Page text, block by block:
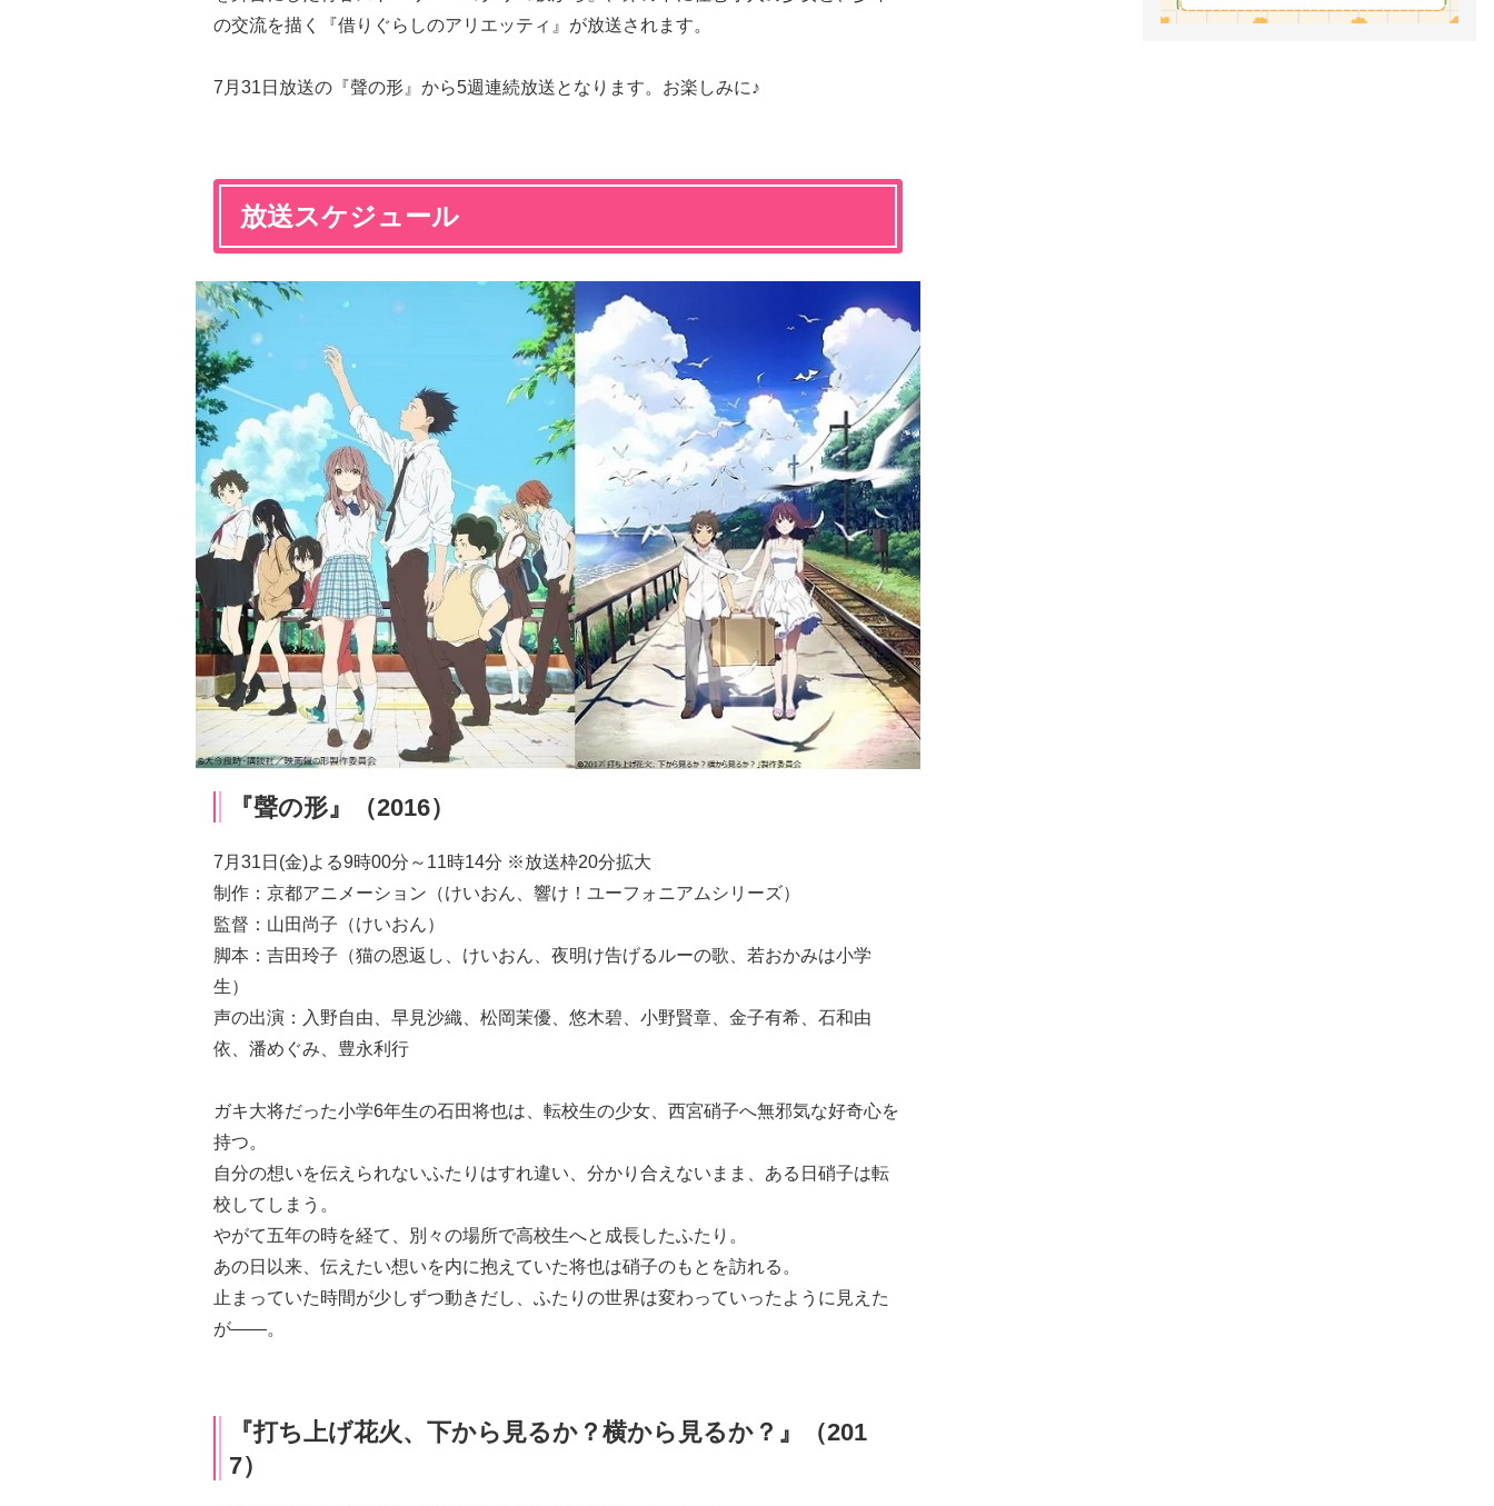
の交流を描く『借りぐらしのアリエッティ』が放送されます。
7月31日放送の『聲の形』から5週連続放送となります。お楽しみに♪
放送スケジュール
『聲の形』（2016）
7月31日(金)よる9時00分～11時14分 ※放送枠20分拡大
制作：京都アニメーション（けいおん、響け！ユーフォニアムシリーズ）
監督：山田尚子（けいおん）
脚本：吉田玲子（猫の恩返し、けいおん、夜明け告げるルーの歌、若おかみは小学
生）
声の出演：入野自由、早見沙織、松岡茉優、悠木碧、小野賢章、金子有希、石和由
依、潘めぐみ、豊永利行
ガキ大将だった小学6年生の石田将也は、転校生の少女、西宮硝子へ無邪気な好奇心を
持つ。
自分の想いを伝えられないふたりはすれ違い、分かり合えないまま、ある日硝子は転
校してしまう。
やがて五年の時を経て、別々の場所で高校生へと成長したふたり。
あの日以来、伝えたい想いを内に抱えていた将也は硝子のもとを訪れる。
止まっていた時間が少しずつ動きだし、ふたりの世界は変わっていったように見えた
が――。
『打ち上げ花火、下から見るか？横から見るか？』（201
7）